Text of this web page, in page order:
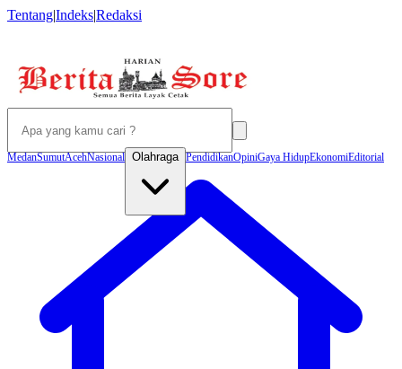
Tentang|Indeks|Redaksi
MedanSumutAcehNasional Olahraga PendidikanOpiniGaya HidupEkonomiEditorial